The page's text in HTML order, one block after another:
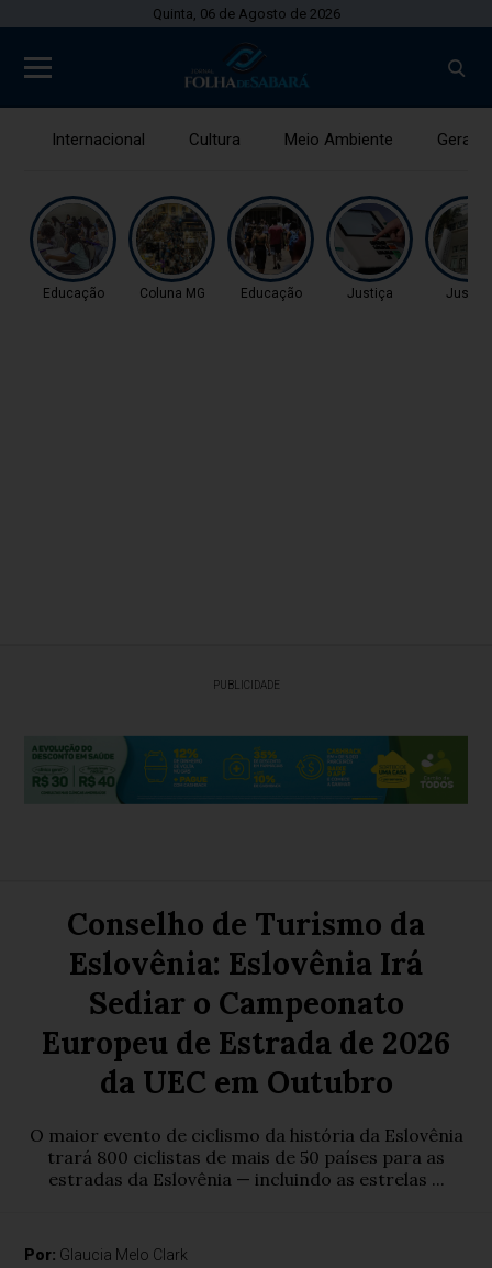
Quinta, 06 de Agosto de 2026
Internacional Cultura Meio Ambiente Gerais
Educação Coluna MG Educação Justiça Justiça
PUBLICIDADE
Conselho de Turismo da
Eslovênia: Eslovênia Irá
Sediar o Campeonato
Europeu de Estrada de 2026
da UEC em Outubro
O maior evento de ciclismo da história da Eslovênia
trará 800 ciclistas de mais de 50 países para as
estradas da Eslovênia — incluindo as estrelas ...
Por: Glaucia Melo Clark